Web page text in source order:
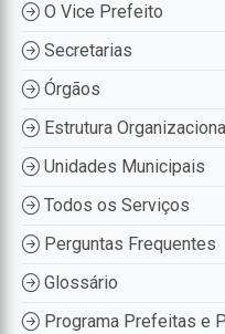
O Vice Prefeito
Secretarias
Órgãos
Estrutura Organizacional
Unidades Municipais
Todos os Serviços
Perguntas Frequentes
Glossário
Programa Prefeitas e